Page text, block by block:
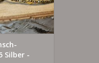
Silber -